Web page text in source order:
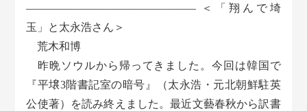
———————————————– ＜「翔んで埼
玉」と太永浩さん＞
荒木和博
昨晩ソウルから帰ってきました。今回は韓国で
『平壌3階書記室の暗号』（太永浩・元北朝鮮駐英
公使著）を読み終えました。最近文藝春秋から訳書